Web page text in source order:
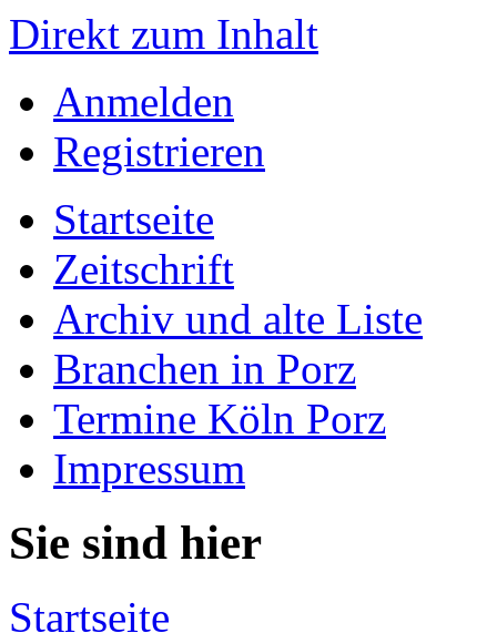
Direkt zum Inhalt
Anmelden
Registrieren
Startseite
Zeitschrift
Archiv und alte Liste
Branchen in Porz
Termine Köln Porz
Impressum
Sie sind hier
Startseite